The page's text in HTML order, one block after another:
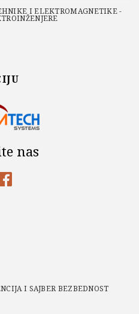
I ELEKTROMAGNETIKE -
nas
I SAJBER BEZBEDNOST